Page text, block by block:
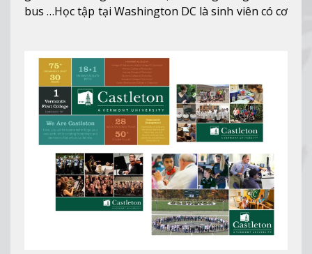
bus …Học tập tại Washington DC là sinh viên có cơ
nghiệp ở Mỹ, #7 thành phố an toàn nhất trên Thế
Xem thêm